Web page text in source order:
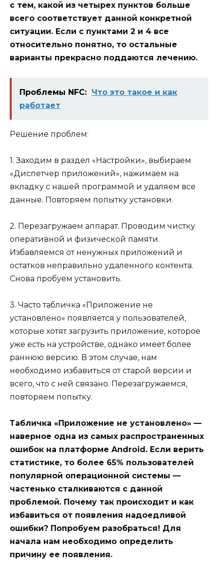
с тем, какой из четырех пунктов больше
всего соответствует данной конкретной
ситуации. Если с пунктами 2 и 4 все
относительно понятно, то остальные
варианты прекрасно поддаются лечению.
Проблемы NFC: Что это такое и как
работает
Решение проблем:
1. Заходим в раздел «Настройки», выбираем
«Диспетчер приложений», нажимаем на
вкладку с нашей программой и удаляем все
данные. Повторяем попытку установки.
2. Перезагружаем аппарат. Проводим чистку
оперативной и физической памяти.
Избавляемся от ненужных приложений и
остатков неправильно удаленного контента.
Снова пробуем установить.
3. Часто табличка «Приложение не
установлено» появляется у пользователей,
которые хотят загрузить приложение, которое
уже есть на устройстве, однако имеет более
раннюю версию. В этом случае, нам
необходимо избавиться от старой версии и
всего, что с ней связано. Перезагружаемся,
повторяем попытку.
Табличка «Приложение не установлено» —
наверное одна из самых распространенных
ошибок на платформе Android. Если верить
статистике, то более 65% пользователей
популярной операционной системы —
частенько сталкиваются с данной
проблемой. Почему так происходит и как
избавиться от появления надоедливой
ошибки? Попробуем разобраться! Для
начала нам необходимо определить
причину ее появления.